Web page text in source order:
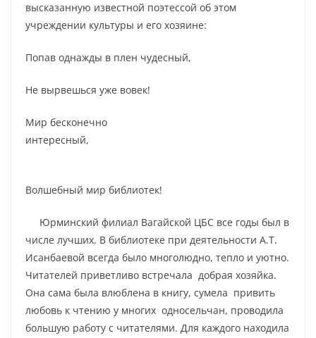
высказанную известной поэтессой об этом
учреждении культуры и его хозяине:
Попав однажды в плен чудесный,
Не вырвешься уже вовек!
Мир бесконечно
интересный,
Волшебный мир библиотек!
Юрминский филиал Вагайской ЦБС все годы был в
числе лучших. В библиотеке при деятельности А.Т.
Исанбаевой всегда было многолюдно, тепло и уютно.
Читателей приветливо встречала добрая хозяйка.
Она сама была влюблена в книгу, сумела привить
любовь к чтению у многих односельчан, проводила
большую работу с читателями. Для каждого находила